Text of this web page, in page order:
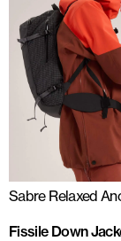
Sabre Relaxed
Fissile Down